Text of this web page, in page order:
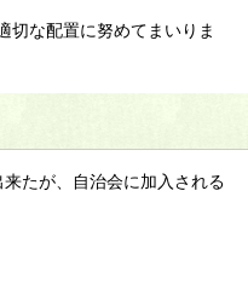
切な配置に努めてまいりま
たが、自治会に加入される